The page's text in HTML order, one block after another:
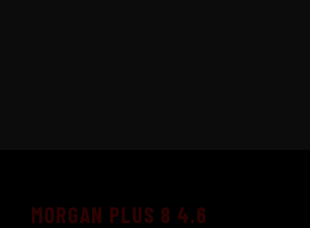
MORGAN PLUS 8 4.6